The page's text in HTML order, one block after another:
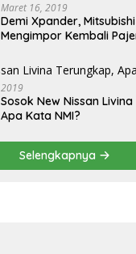
Maret 16, 2019
Demi Xpander,
Mengimpor Kembali
2019
Sosok New Nissan
Apa Kata NMI?
Selengkapnya